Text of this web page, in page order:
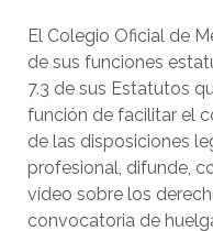
El Colegio Oficial de
de sus funciones
7.3 de sus Estatutos
función de facilitar el
de las disposiciones
profesional, difunde,
vídeo sobre los
convocatoria de